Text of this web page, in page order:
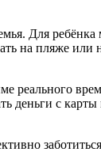
Для
на пляже
деньги с